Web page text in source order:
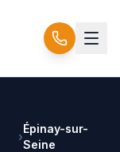
›
Épinay-sur-
Seine